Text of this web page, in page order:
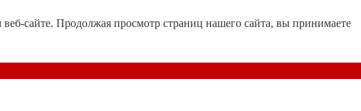
сайте. Продолжая просмотр страниц нашего сайта, вы принимаете